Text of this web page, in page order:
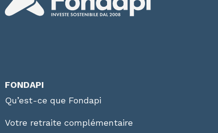
FONDAPI
Qu’est-ce que Fondapi
Votre retraite complémentaire